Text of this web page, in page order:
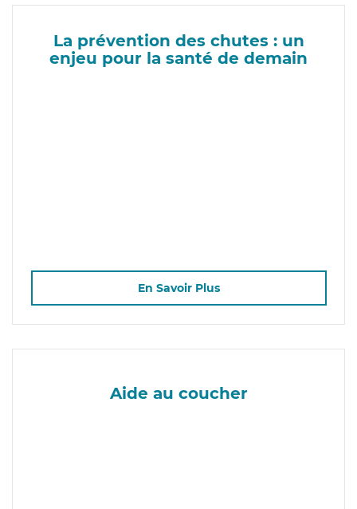
La prévention des chutes : un
enjeu pour la santé de demain
En Savoir Plus
Aide au coucher